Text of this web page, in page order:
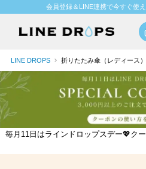
会員登録＆LINE連携で今すぐ使
LINE DROPS 折りたたみ傘（レディース）
毎月11日はラインドロップスデー💖ク